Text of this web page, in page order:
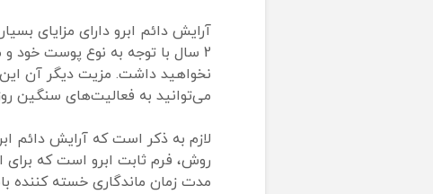
2 سال با توجه به نوع پوست خود و
نخواهید داشت. مزیت دیگر آن این
می‌توانید به فعالیت‌های سنگین
لازم به ذکر است که آرایش دائم
روش، فرم ثابت ابرو است که برای
مدت زمان ماندگاری خسته کننده